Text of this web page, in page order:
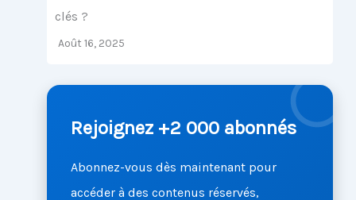
clés ?
Août 16, 2025
Rejoignez +2 000 abonnés
Abonnez-vous dès maintenant pour
accéder à des contenus réservés,